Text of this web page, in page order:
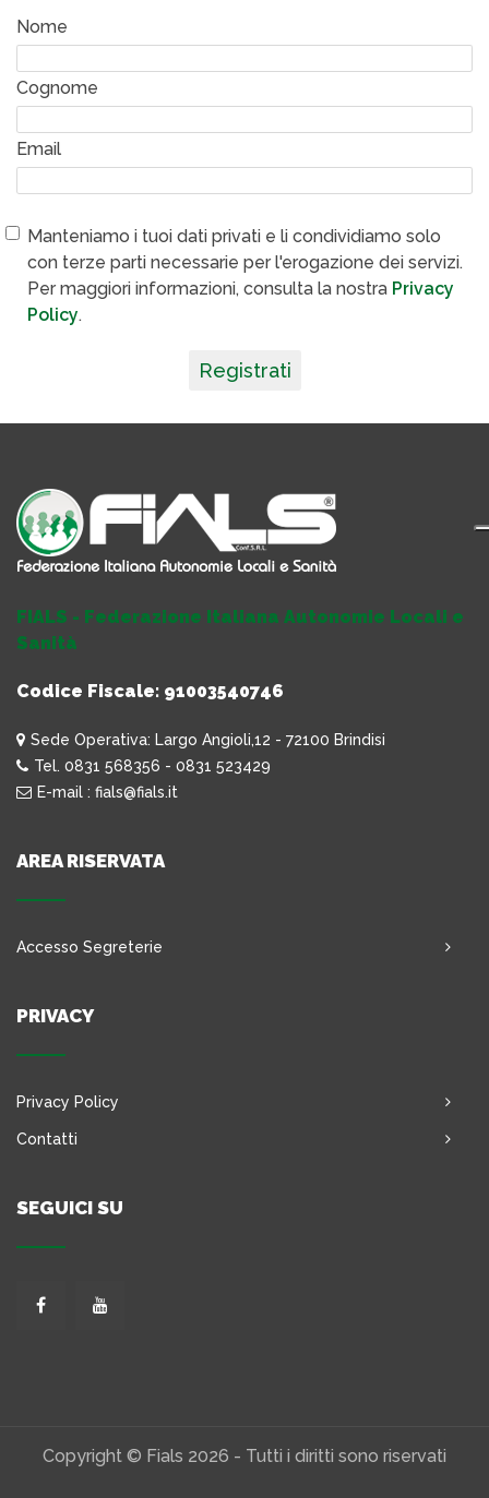
Nome
Cognome
Email
Manteniamo i tuoi dati privati e li condividiamo solo
con terze parti necessarie per l'erogazione dei servizi.
Per maggiori informazioni, consulta la nostra Privacy
Policy.
Registrati
FIALS - Federazione Italiana Autonomie Locali e
Sanità
Codice Fiscale: 91003540746
Sede Operativa: Largo Angioli,12 - 72100 Brindisi
Tel. 0831 568356 - 0831 523429
E-mail : fials@fials.it
AREA RISERVATA
Accesso Segreterie
PRIVACY
Privacy Policy
Contatti
SEGUICI SU
Copyright © Fials 2026 - Tutti i diritti sono riservati